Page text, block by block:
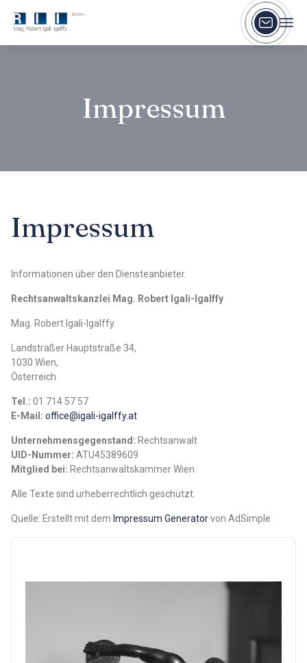
Impressum
Impressum
Informationen über den Diensteanbieter.
Rechtsanwaltskanzlei Mag. Robert Igali-Igalffy
Mag. Robert Igali-Igalffy
Landstraßer Hauptstraße 34,
1030 Wien,
Österreich
Tel.: 01 714 57 57
E-Mail: office@igali-igalffy.at
Unternehmensgegenstand: Rechtsanwalt
UID-Nummer: ATU45389609
Mitglied bei: Rechtsanwaltskammer Wien
Alle Texte sind urheberrechtlich geschützt.
Quelle: Erstellt mit dem Impressum Generatorvon AdSimple